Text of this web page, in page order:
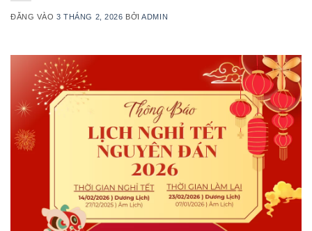
ĐĂNG VÀO3 THÁNG 2, 2026 BỞIADMIN